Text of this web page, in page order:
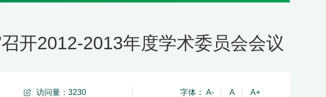
开2012-2013年度学术委员会会议
访问量： 3230 字体： A- A A+